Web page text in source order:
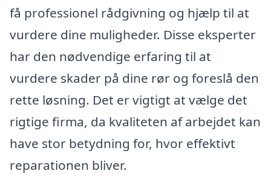
få professionel rådgivning og hjælp til at
vurdere dine muligheder. Disse eksperter
har den nødvendige erfaring til at
vurdere skader på dine rør og foreslå den
rette løsning. Det er vigtigt at vælge det
rigtige firma, da kvaliteten af arbejdet kan
have stor betydning for, hvor effektivt
reparationen bliver.